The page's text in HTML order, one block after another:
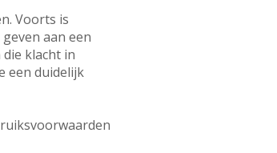
Voorts is
aan een
klacht in
een duidelijk